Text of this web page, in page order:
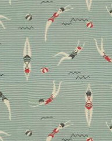
Stoffkunde
und wie sie